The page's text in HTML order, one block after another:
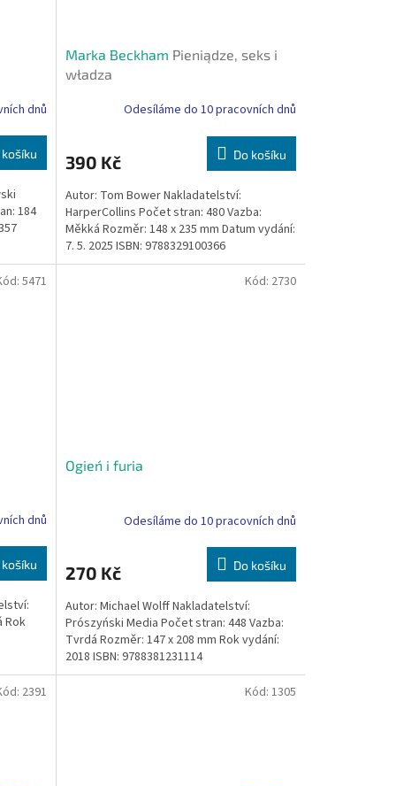
dnů
184
Marka Beckham Pieniądze, seks i
władza
Odesíláme do 10 pracovních dnů
390 Kč Do košíku
Autor: Tom Bower Nakladatelství:
HarperCollins Počet stran: 480 Vazba:
Měkká Rozměr: 148 x 235 mm Datum vydání:
7. 5. 2025 ISBN: 9788329100366
dnů
Rok
5471
Ogień i furia
Odesíláme do 10 pracovních dnů
270 Kč Do košíku
Autor: Michael Wolff Nakladatelství:
Prószyński Media Počet stran: 448 Vazba:
Tvrdá Rozměr: 147 x 208 mm Rok vydání:
2018 ISBN: 9788381231114
Kód: 2730
2391 Kód: 1305